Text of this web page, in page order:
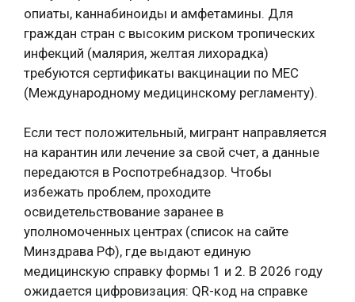
опиаты, каннабиноиды и амфетамины. Для
граждан стран с высоким риском тропических
инфекций (малярия, желтая лихорадка)
требуются сертификаты вакцинации по МЕС
(Международному медицинскому регламенту).
Если тест положительный, мигрант направляется
на карантин или лечение за свой счет, а данные
передаются в Роспотребнадзор. Чтобы
избежать проблем, проходите
освидетельствование заранее в
уполномоченных центрах (список на сайте
Минздрава РФ), где выдают единую
медицинскую справку формы 1 и 2. В 2026 году
ожидается цифровизация: QR-код на справке